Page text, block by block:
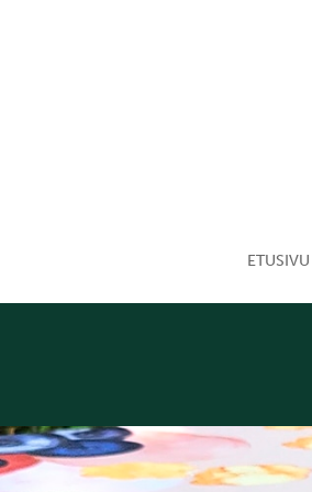
ETUSIVU